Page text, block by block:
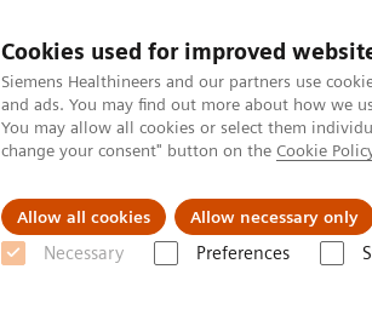
Cookies used for improved
Siemens Healthineers and our partners use
and ads. You may find out more about how we
You may allow all cookies or select them
change your consent" button on the Cookie
Allow all cookies Allow necessary only
Necessary Preferences
Клінічні галузі